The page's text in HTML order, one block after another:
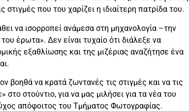
που του χαρίζει η ιδιαίτερη πατρίδα του.
να ισορροπεί ανάμεσα στη μηχανολογία –την
έρωτα». Δεν είναι τυχαίο ότι διάλεξε να
εξαθλίωσης και της μιζέριας αναζήτησε ένα
βοηθά να κρατά ζωντανές τις στιγμές και να τις
στούντιο, για να μας μιλήσει για τα νέα του
απόφοιτος του Τμήματος Φωτογραφίας.